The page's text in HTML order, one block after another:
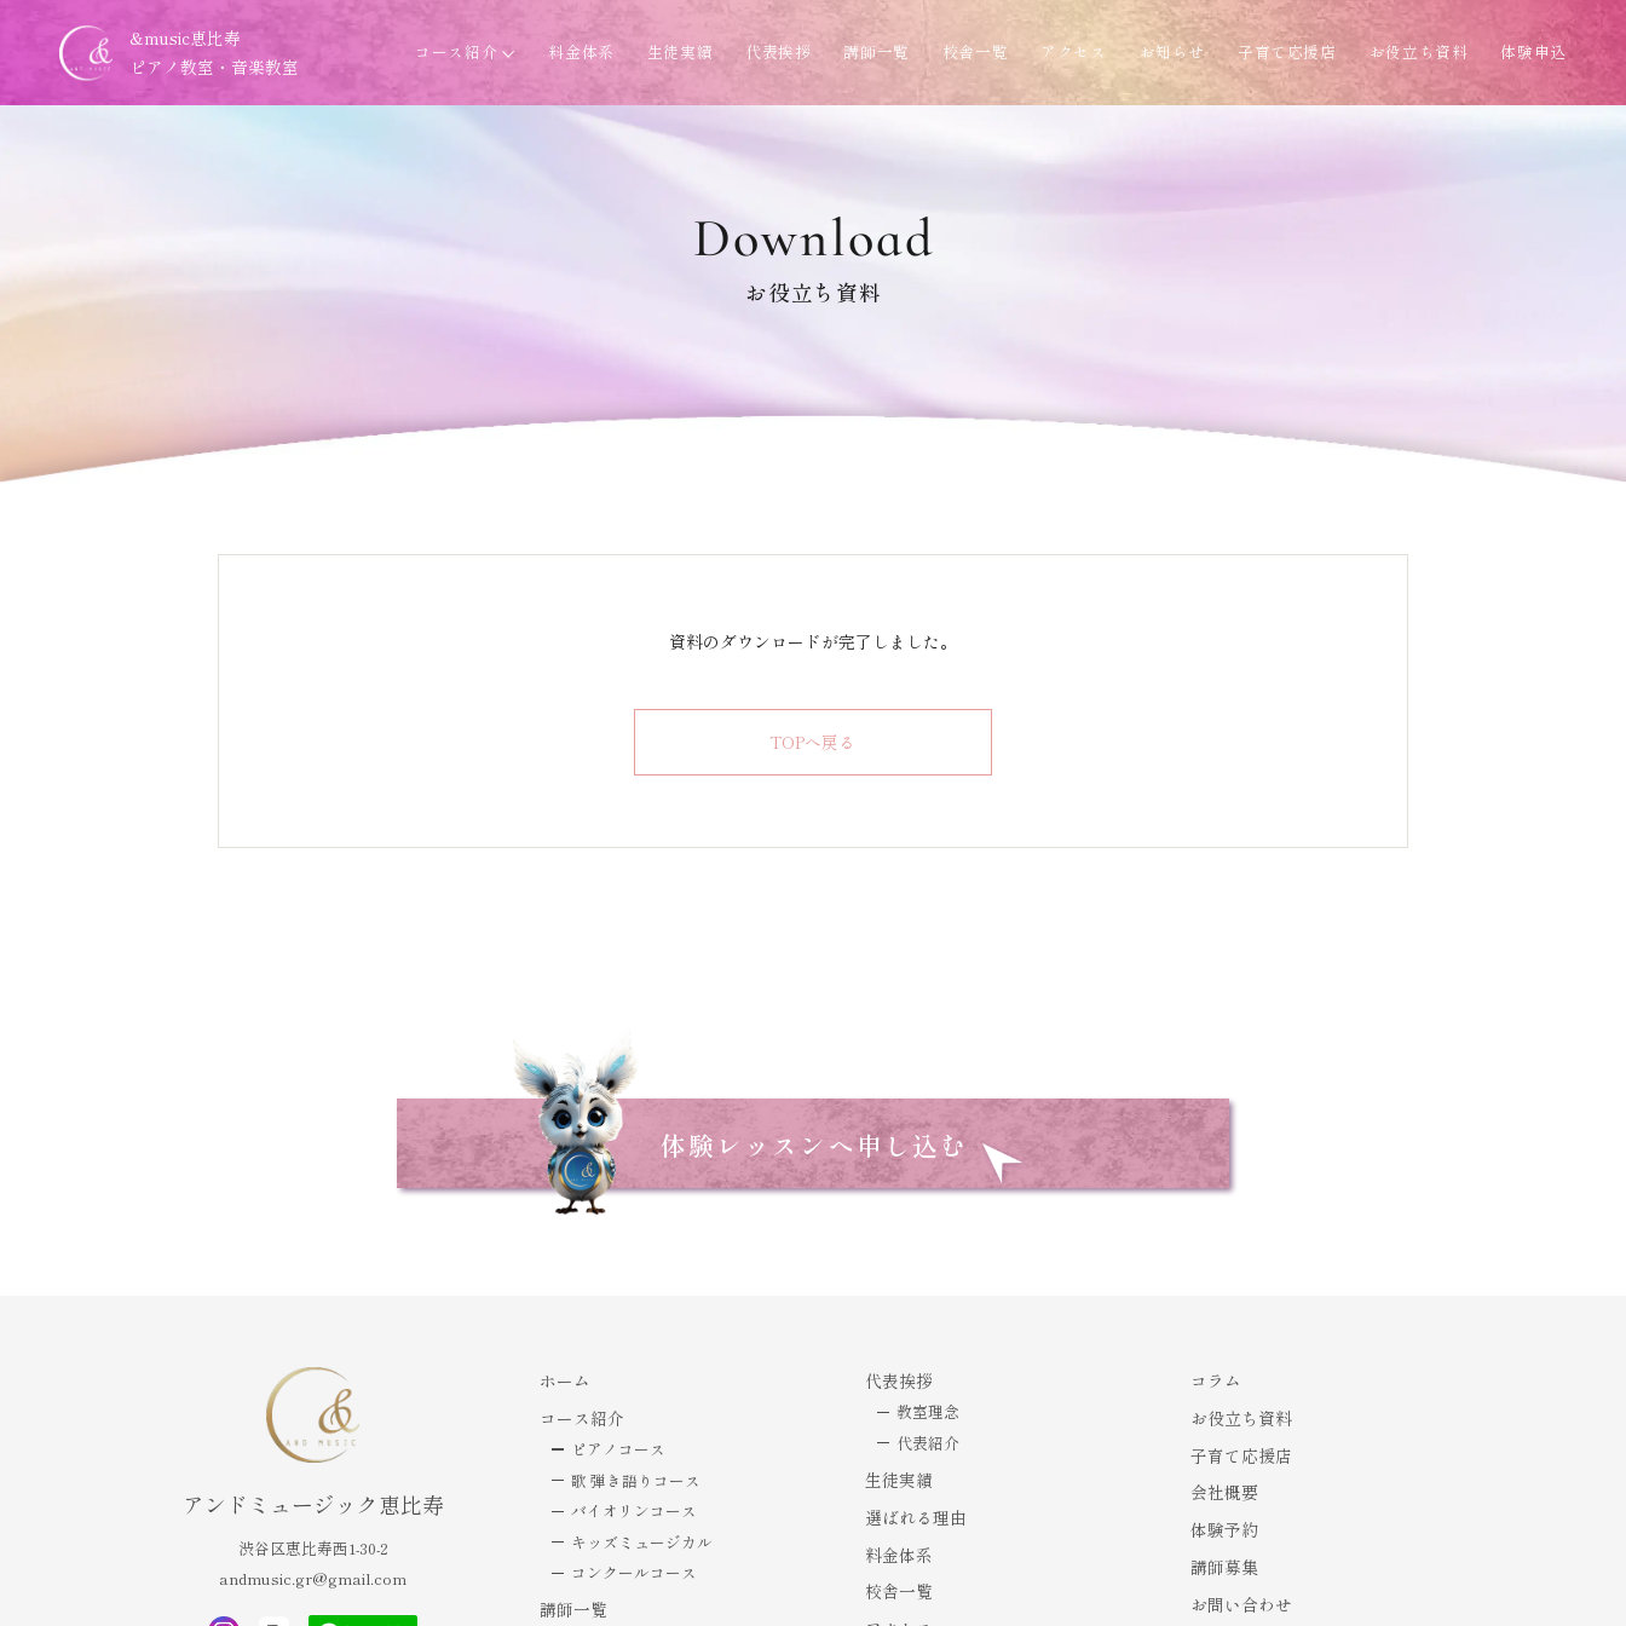
&music恵比寿
ピアノ教室・音楽教室
コース紹介 料金体系 生徒実績 代表挨拶 講師一覧 校舎一覧 アクセス お知らせ 子育て応援店 お役立ち資料 体験申込
Download
お役立ち資料
資料のダウンロードが完了しました。
TOPへ戻る
体験レッスンへ申し込む
アンドミュージック恵比寿
渋谷区恵比寿西1-30-2
andmusic.gr@gmail.com
ホーム
コース紹介
ピアノコース
歌 弾き語りコース
バイオリンコース
キッズミュージカル
コンクールコース
講師一覧
代表挨拶
教室理念
代表紹介
生徒実績
選ばれる理由
料金体系
校舎一覧
コラム
お役立ち資料
子育て応援店
会社概要
体験予約
講師募集
お問い合わせ